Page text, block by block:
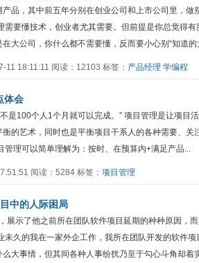
品，其中前五年分别在创业公司和上市公司里，
需要懂技术，创业者尤其需要。但前提是你总觉得
大公司，你什么都不需要懂，反而要小心别“知道的
11 18:11:11 阅读：12103 标签： 产品经理 学编程
体会
是100个人1个月就可以完成。” 项目管理是让项目
的艺术，同时也是平衡项目干系人的各种需要、
管理可以简单理解为：按时、在预算内+满足产品...
阅读：5284 标签： 项目管理
中的人际困局
展示了他之前所在团队软件项目延期的种种原因，
未久的我在一家外企工作，我所在团队开发的软件
大事情，但其间各种人事纷扰乃至于勾心斗角却着